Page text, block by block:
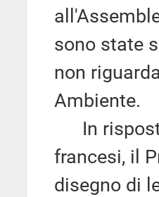
sono state
non
Ambiente.
In
francesi, il
disegno di